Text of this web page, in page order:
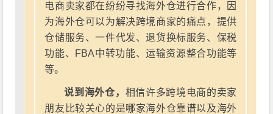
电商卖家都在纷纷寻找海外仓进行合作，因
为海外仓可以为解决跨境商家的痛点，提供
仓储服务、一件代发、退货换标服务、保税
功能、FBA中转功能、运输资源整合功能等
等。
说到海外仓， 相信许多跨境电商的卖家
朋友比较关心的是哪家海外仓靠谱以及海外